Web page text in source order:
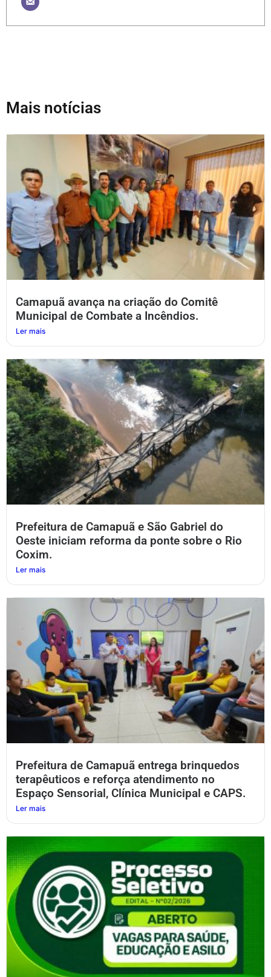
Mais notícias
Camapuã avança na criação do Comitê
Municipal de Combate a Incêndios.
Ler mais
Prefeitura de Camapuã e São Gabriel do
Oeste iniciam reforma da ponte sobre o Rio
Coxim.
Ler mais
Prefeitura de Camapuã entrega brinquedos
terapêuticos e reforça atendimento no
Espaço Sensorial, Clínica Municipal e CAPS.
Ler mais